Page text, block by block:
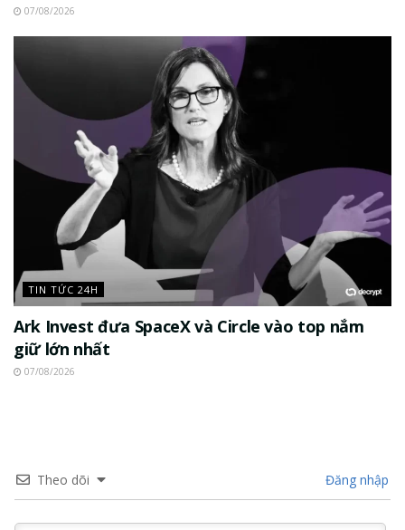
07/08/2026
TIN TỨC 24H
Ark Invest đưa SpaceX và Circle vào top nắm
giữ lớn nhất
07/08/2026
Theo dõi Đăng nhập